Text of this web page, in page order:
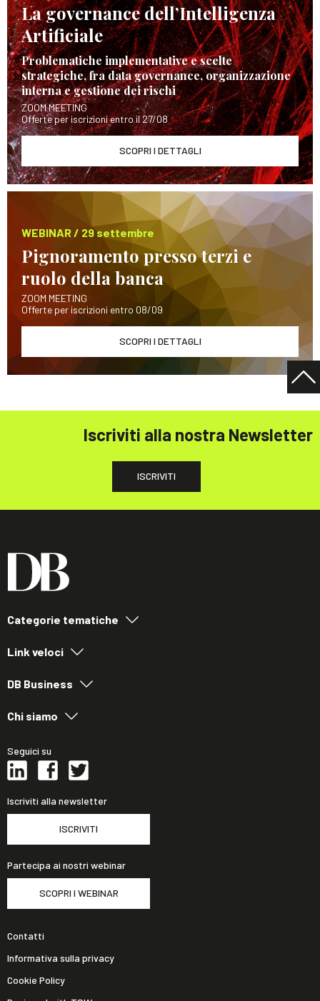
La governance dell’Intelligenza
Artificiale
Problematiche implementative e scelte
strategiche, fra data governance, organizzazione
interna e gestione dei rischi
ZOOM MEETING
Offerte per iscrizioni entro il 27/08
SCOPRI I DETTAGLI
WEBINAR / 29 settembre
Pignoramento presso terzi e
ruolo della banca
ZOOM MEETING
Offerte per iscrizioni entro 08/09
SCOPRI I DETTAGLI
Iscriviti alla nostra Newsletter
ISCRIVITI
Categorie tematiche
Link veloci
DB Business
Chi siamo
Seguici su
Iscriviti alla newsletter
ISCRIVITI
Partecipa ai nostri webinar
SCOPRI I WEBINAR
Contatti
Informativa sulla privacy
Cookie Policy